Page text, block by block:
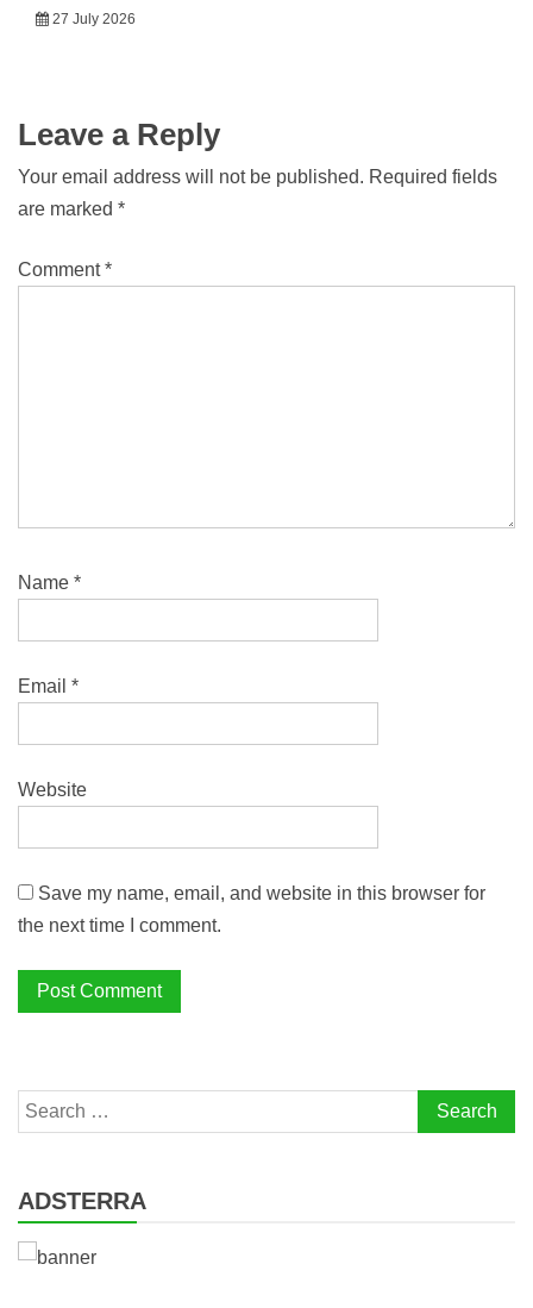
27 July 2026
Leave a Reply
Your email address will not be published. Required fields
are marked *
Comment*
Name *
Email *
Website
Save my name, email, and website in this browser for
the next time I comment.
Search
for:
ADSTERRA